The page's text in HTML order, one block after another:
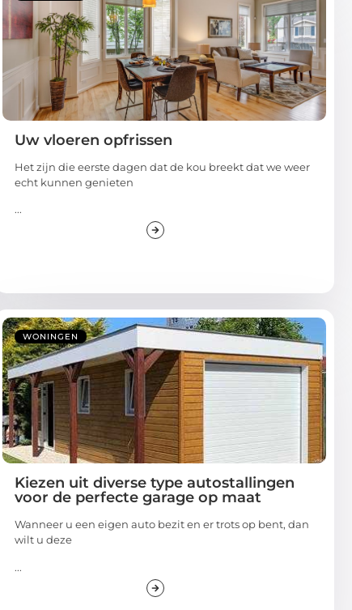
Uw vloeren opfrissen
Het zijn die eerste dagen dat de kou breekt dat we weer
echt kunnen genieten
...
WONINGEN
Kiezen uit diverse type autostallingen
voor de perfecte garage op maat
Wanneer u een eigen auto bezit en er trots op bent, dan
wilt u deze
...